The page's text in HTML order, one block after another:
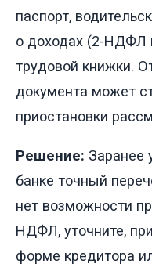
паспорт,
о доходах (2-НДФЛ
трудовой книжки.
документа может
приостановки
Решение: Заранее
банке точный
нет возможности
НДФЛ, уточните,
форме кредитора